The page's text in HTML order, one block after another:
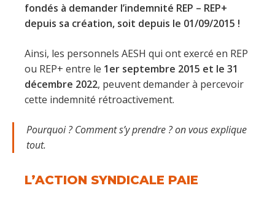
fondés à demander l’indemnité REP – REP+
depuis sa création, soit depuis le 01/09/2015 !
Ainsi, les personnels AESH qui ont exercé en REP
ou REP+ entre le 1er septembre 2015 et le 31
décembre 2022, peuvent demander à percevoir
cette indemnité rétroactivement.
Pourquoi ? Comment s’y prendre ? on vous explique
tout.
L’ACTION SYNDICALE PAIE